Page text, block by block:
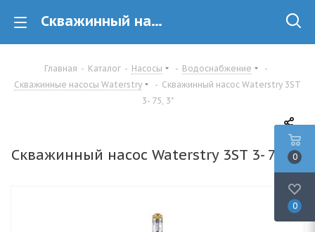
Скважинный насос Waterstry 3ST 3- 75, 3"
Главная - Каталог - Насосы - Водоснабжение
-
Скважинные насосы Waterstry
- Скважинный насос Waterstry 3ST
3- 75, 3"
Скважинный насос Waterstry 3ST 3- 75, 3"
0
0